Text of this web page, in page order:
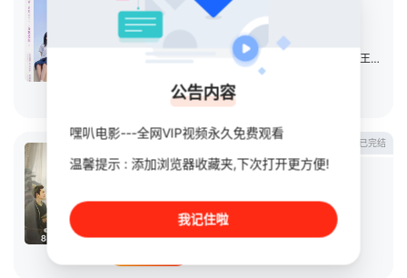
连续剧
导演：邓珂
陈鹤一 王川
立即播放
已完结
灼灼风流
导演：温德光
冯绍峰 / 王丽坤 徐海乔
公告内容
嘿叭电影---全网VIP视频永久免费观看
温馨提示 : 添加浏览器收藏夹,下次打开更方便!
我记住啦